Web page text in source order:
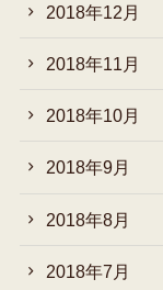
2018年12月
2018年11月
2018年10月
2018年9月
2018年8月
2018年7月